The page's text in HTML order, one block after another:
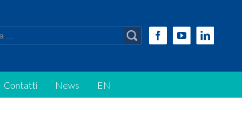
FacebookYoutube
Contatti News EN